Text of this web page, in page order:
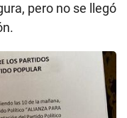
pero no se llegó